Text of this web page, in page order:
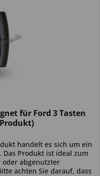
für Ford 3 Tasten
handelt es sich um ein
Das Produkt ist ideal zum
oder abgenutzter
achten Sie darauf, dass